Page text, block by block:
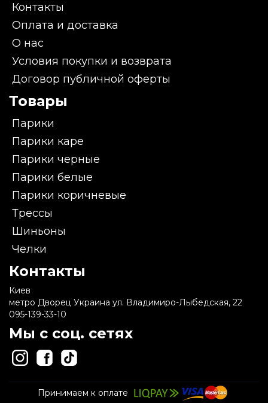
Контакты
Оплата и доставка
О нас
Условия покупки и возврата
Договор публичной оферты
Товары
Парики
Парики каре
Парики черные
Парики белые
Парики коричневые
Трессы
Шиньоны
Челки
Контакты
Киев
метро Дворец Украина ул. Владимиро-Лыбедская, 22
095-139-33-10
Мы с соц. сетях
Принимаем к оплате